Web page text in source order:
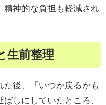
精神的な負担も軽減され
生前整理
後、「いつか戻るかも
しにしていたところ、